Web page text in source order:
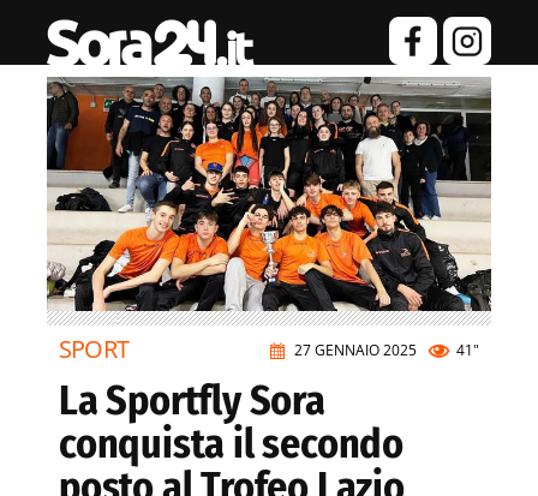
27 GENNAIO 2025 41"
SPORT
La Sportfly Sora
conquista il secondo